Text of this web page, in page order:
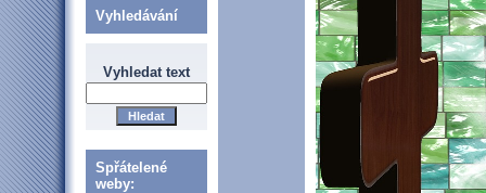
Vyhledávání
Vyhledat text
Spřátelené
weby: